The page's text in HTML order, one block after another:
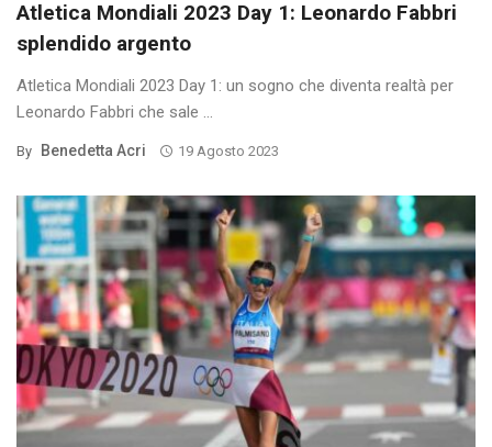
Atletica Mondiali 2023 Day 1: Leonardo Fabbri
splendido argento
Atletica Mondiali 2023 Day 1: un sogno che diventa realtà per
Leonardo Fabbri che sale ...
By Benedetta Acri 19 Agosto 2023